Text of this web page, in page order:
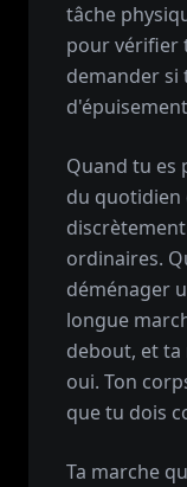
tâche
pour vérifier
demander si
Quand tu es
du quotidien
ordinaires.
déménager
longue
debout, et
oui. Ton
que tu dois
Ta marche